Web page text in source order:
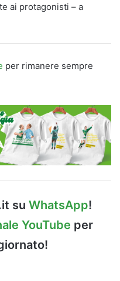
ai protagonisti – a
per rimanere sempre
su WhatsApp!
YouTube per